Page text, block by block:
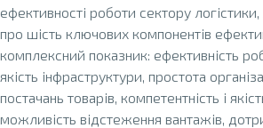
ефективності роботи сектору логістики,
про шість ключових компонентів
комплексний показник: ефективність
якість інфраструктури, простота
постачань товарів, компетентність і
можливість відстеження вантажів,